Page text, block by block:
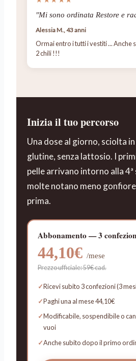
"Mi sono ordinata Restore e
Alessia M., 43 anni
Ormai entro i tutti i vestiti ... Anche
2 chili !!!
Inizia il tuo percorso
Una dose al giorno, sciolta in
glutine, senza lattosio. I
pelle arrivano intorno alla
molte notano meno
prima.
Abbonamento — 3
44,10€ /mese
Prezzo ufficiale: 59€ cad.
Ricevi subito 3 confezioni (3
Paghi una al mese 44,10€
Modificabile, sospendibile o
vuoi
Anche subito dopo il primo